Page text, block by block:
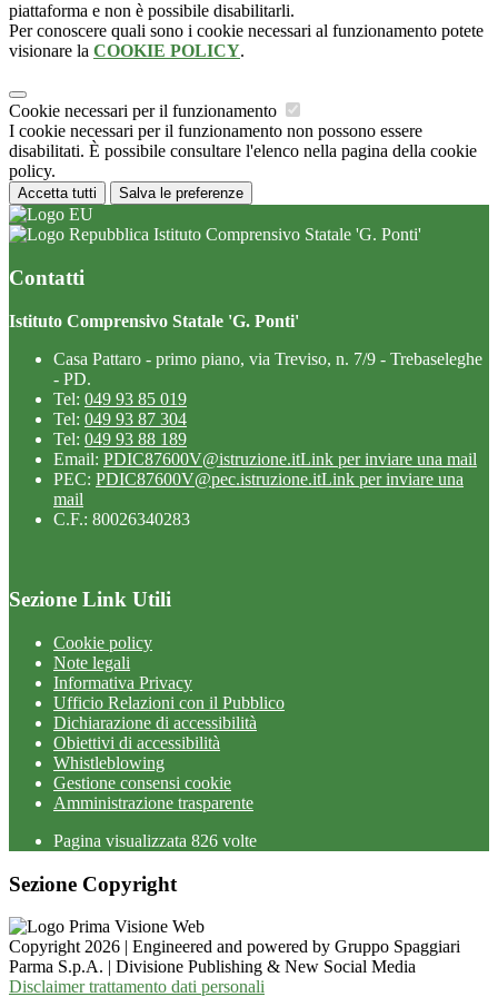
piattaforma e non è possibile disabilitarli.
Per conoscere quali sono i cookie necessari al funzionamento potete
visionare la COOKIE POLICY.
Cookie necessari per il funzionamento
I cookie necessari per il funzionamento non possono essere
disabilitati. È possibile consultare l'elenco nella pagina della cookie
policy.
Accetta tutti Salva le preferenze
Istituto Comprensivo Statale 'G. Ponti'
Contatti
Istituto Comprensivo Statale 'G. Ponti'
Casa Pattaro - primo piano, via Treviso, n. 7/9 - Trebaseleghe
- PD.
Tel: 049 93 85 019
Tel: 049 93 87 304
Tel: 049 93 88 189
Email: PDIC87600V@istruzione.itLink per inviare una mail
PEC: PDIC87600V@pec.istruzione.itLink per inviare una
mail
C.F.: 80026340283
Sezione Link Utili
Cookie policy
Note legali
Informativa Privacy
Ufficio Relazioni con il Pubblico
Dichiarazione di accessibilità
Obiettivi di accessibilità
Whistleblowing
Gestione consensi cookie
Amministrazione trasparente
Pagina visualizzata 826 volte
Sezione Copyright
Copyright 2026 | Engineered and powered by Gruppo Spaggiari
Parma S.p.A. | Divisione Publishing & New Social Media
Disclaimer trattamento dati personali